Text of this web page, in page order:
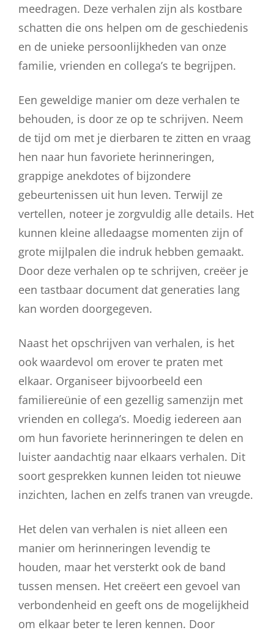
meedragen. Deze verhalen zijn als kostbare
schatten die ons helpen om de geschiedenis
en de unieke persoonlijkheden van onze
familie, vrienden en collega’s te begrijpen.
Een geweldige manier om deze verhalen te
behouden, is door ze op te schrijven. Neem
de tijd om met je dierbaren te zitten en vraag
hen naar hun favoriete herinneringen,
grappige anekdotes of bijzondere
gebeurtenissen uit hun leven. Terwijl ze
vertellen, noteer je zorgvuldig alle details. Het
kunnen kleine alledaagse momenten zijn of
grote mijlpalen die indruk hebben gemaakt.
Door deze verhalen op te schrijven, creëer je
een tastbaar document dat generaties lang
kan worden doorgegeven.
Naast het opschrijven van verhalen, is het
ook waardevol om erover te praten met
elkaar. Organiseer bijvoorbeeld een
familiereünie of een gezellig samenzijn met
vrienden en collega’s. Moedig iedereen aan
om hun favoriete herinneringen te delen en
luister aandachtig naar elkaars verhalen. Dit
soort gesprekken kunnen leiden tot nieuwe
inzichten, lachen en zelfs tranen van vreugde.
Het delen van verhalen is niet alleen een
manier om herinneringen levendig te
houden, maar het versterkt ook de band
tussen mensen. Het creëert een gevoel van
verbondenheid en geeft ons de mogelijkheid
om elkaar beter te leren kennen. Door